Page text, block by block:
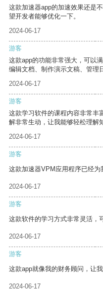
这款加速器app的加速效果还是
望开发者能够优化一下。
2024-06-17
游客
这款app的功能非常强大，可以
编辑文档、制作演示文稿、管理
2024-06-17
游客
这款学习软件的课程内容非常丰
解非常生动，让我能够轻松理解
2024-06-17
游客
这款加速器VPM应用程序已经为
2024-06-17
游客
这款软件的学习方式非常灵活，
2024-06-17
游客
这款app就像我的财务顾问，让我
2024-06-17